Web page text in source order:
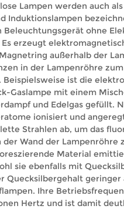
Lampen werden auch
Induktionslampen
Beleuchtungsgerät ohne
Es erzeugt
außerhalb der
in der Lampenröhre
Beispielsweise ist die
Gaslampe mit einem
und Edelgas gefüllt.
ionisiert und
Strahlen ab, um das
der Wand der Lampenröhre
Material
sie ebenfalls mit
Quecksilbergehalt geringer
Ihre
Hertz und ist damit